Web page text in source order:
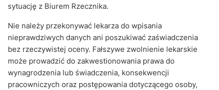
sytuację z Biurem Rzecznika.
Nie należy przekonywać lekarza do wpisania
nieprawdziwych danych ani poszukiwać zaświadczenia
bez rzeczywistej oceny. Fałszywe zwolnienie lekarskie
może prowadzić do zakwestionowania prawa do
wynagrodzenia lub świadczenia, konsekwencji
pracowniczych oraz postępowania dotyczącego osoby,